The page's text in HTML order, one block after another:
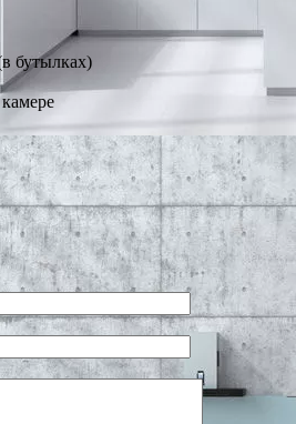
бутылках)